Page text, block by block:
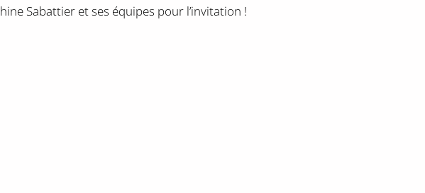
Sabattier et ses équipes pour l’invitation !